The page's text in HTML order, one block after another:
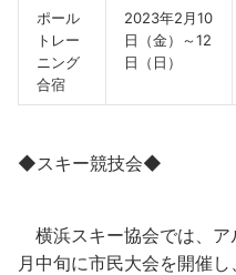
ポール
トレー
ニング
合宿
2023年2月10
日（金）～12
日（日）
◆スキー競技会◆
横浜スキー協会では、ア
月中旬に市民大会を開催